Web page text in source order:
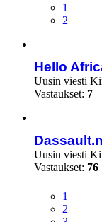
1
2
Hello
Uusin viesti
Vastaukset: 7
Uusin viesti
Vastaukset: 76
1
2